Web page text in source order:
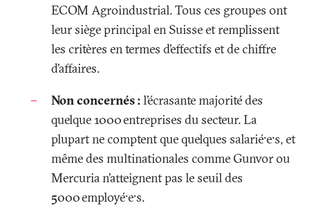
ECOM Agroindustrial. Tous ces groupes ont
leur siège principal en Suisse et remplissent
les critères en termes d’effectifs et de chiffre
d’affaires.
Non concernés: l’écrasante majorité des
quelque 1000 entreprises du secteur. La
plupart ne comptent que quelques salarié·e·s, et
même des multinationales comme Gunvor ou
Mercuria n’atteignent pas le seuil des
5000 employé·e·s.